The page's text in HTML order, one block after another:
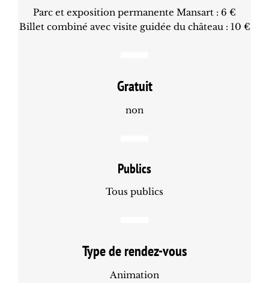
Parc et exposition permanente Mansart : 6 €
Billet combiné avec visite guidée du château : 10 €
Gratuit
non
Publics
Tous publics
Type de rendez-vous
Animation